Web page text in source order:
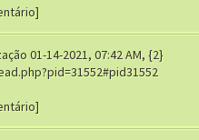
01-14-2021, 07:42 AM, {2}